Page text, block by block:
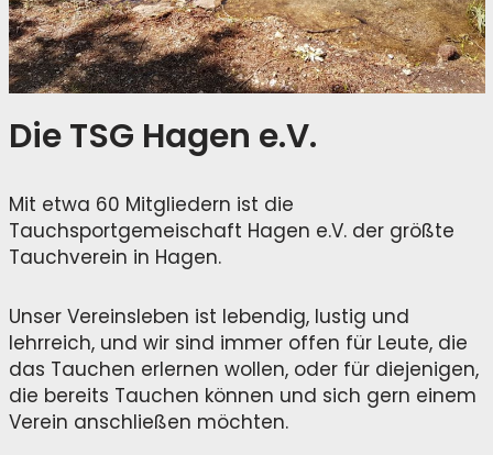
Die TSG Hagen e.V.
Mit etwa 60 Mitgliedern ist die
Tauchsportgemeischaft Hagen e.V. der größte
Tauchverein in Hagen.
Unser Vereinsleben ist lebendig, lustig und
lehrreich, und wir sind immer offen für Leute, die
das Tauchen erlernen wollen, oder für diejenigen,
die bereits Tauchen können und sich gern einem
Verein anschließen möchten.